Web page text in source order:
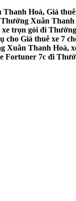
Hoá, Giá
Xuân
trọn gói đi
Giá thuê xe 7
Xuân Thanh Hoá,
Fortuner 7c đi